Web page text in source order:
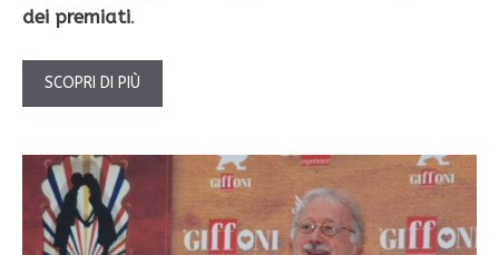
dei premiati.
SCOPRI DI PIÙ